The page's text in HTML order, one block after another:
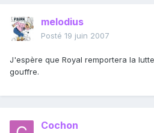
melodius
Posté 19 juin 2007
J'espère que Royal remportera la
gouffre.
Cochon